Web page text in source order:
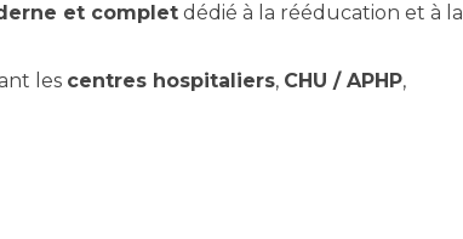
et complet dédié à la rééducation et à la
les centres hospitaliers, CHU / APHP,